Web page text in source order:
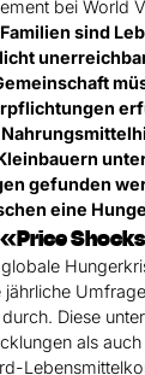
bei World
sind
gefunden
eine
jährliche
Diese
als